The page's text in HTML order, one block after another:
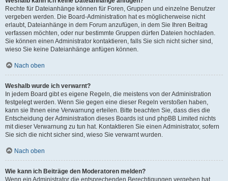
Rechte für Dateianhänge können für Foren, Gruppen und einzelne Benutzer
vergeben werden. Die Board-Administration hat es möglicherweise nicht
erlaubt, Dateianhänge in dem Forum anzufügen, in dem Sie Ihren Beitrag
verfassen möchten, oder nur bestimmte Gruppen dürfen Dateien hochladen.
Sie können einen Administrator kontaktieren, falls Sie sich nicht sicher sind,
wieso Sie keine Dateianhänge anfügen können.
Nach oben
Weshalb wurde ich verwarnt?
In jedem Board gibt es eigene Regeln, die meistens von der Administration
festgelegt werden. Wenn Sie gegen eine dieser Regeln verstoßen haben,
kann sie Ihnen eine Verwarnung erteilen. Bitte beachten Sie, dass dies die
Entscheidung der Administration dieses Boards ist und phpBB Limited nichts
mit dieser Verwarnung zu tun hat. Kontaktieren Sie einen Administrator, sofern
Sie sich die nicht sicher sind, wieso Sie verwarnt wurden.
Nach oben
Wie kann ich Beiträge den Moderatoren melden?
Wenn ein Administrator die entsprechenden Berechtigungen vergeben hat,